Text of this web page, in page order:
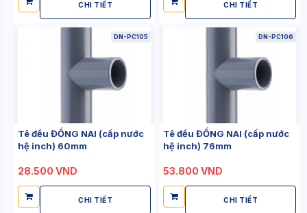
CHI TIẾT CHI TIẾT
DN-PC105
Tê đều ĐỒNG NAI (cấp nước
hệ inch) 60mm
28.500 VND
CHI TIẾT
DN-PC106
Tê đều ĐỒNG NAI (cấp nước
hệ inch) 76mm
53.800 VND
CHI TIẾT